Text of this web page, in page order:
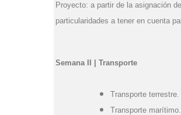
Proyecto: a partir de la asignación
particularidades a tener en cuenta
Semana II | Transporte
Transporte
Transporte